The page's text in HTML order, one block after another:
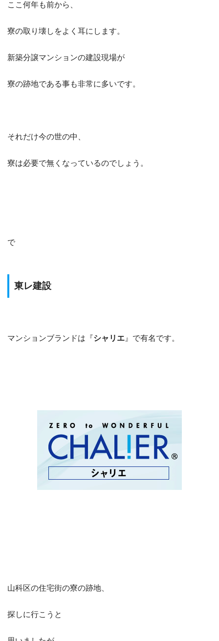
ここ何年も前から、
寮の取り壊しをよく耳にします。
新築分譲マンションの建設現場が
寮の跡地である事も非常に多いです。
それだけ今の世の中、
寮は必要で無くなっているのでしょう。
で
東レ建設
マンションブランドは『シャリエ 』で有名です。
山科区の住宅街の寮の跡地、
探しに行こうと